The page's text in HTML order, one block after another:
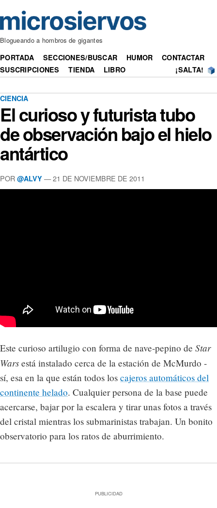
Blogueando a hombros de gigantes
PORTADA SECCIONES/BUSCAR HUMOR
CONTACTAR
SUSCRIPCIONES
TIENDA LIBRO ¡SALTA!
CIENCIA
El curioso y futurista tubo
de observación bajo el hielo
antártico
POR @ALVY — 21 DE NOVIEMBRE DE 2011
Este curioso artilugio con forma de nave-pepino de Star
Wars está instalado cerca de la estación de McMurdo -
sí, esa en la que están todos los cajeros automáticos del
continente helado. Cualquier persona de la base puede
acercarse, bajar por la escalera y tirar unas fotos a través
del cristal mientras los submarinistas trabajan. Un bonito
observatorio para los ratos de aburrimiento.
PUBLICIDAD